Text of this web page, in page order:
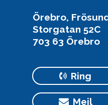
Örebro,
Storgatan 52C
703 63 Örebro
Ring
Mejl